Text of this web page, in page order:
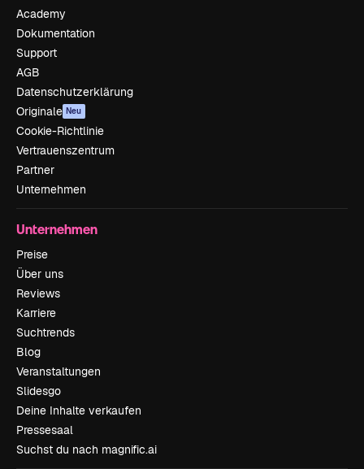
Academy
Dokumentation
Support
AGB
Datenschutzerklärung
Originale Neu
Cookie-Richtlinie
Vertrauenszentrum
Partner
Unternehmen
Unternehmen
Preise
Über uns
Reviews
Karriere
Suchtrends
Blog
Veranstaltungen
Slidesgo
Deine Inhalte verkaufen
Pressesaal
Suchst du nach magnific.ai